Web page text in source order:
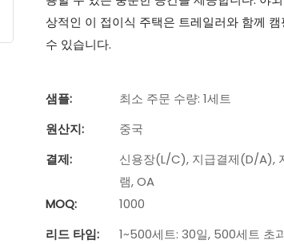
상적인 이 접이식 주택은 트레일러와 함께
수 있습니다.
샘플:
최소 주문 수량: 1세트
원산지:
중국
결제:
신용장(L/C), 지급결제(D/A),
램, OA
MOQ:
1000
리드 타임:
1~500세트: 30일, 500세트 초